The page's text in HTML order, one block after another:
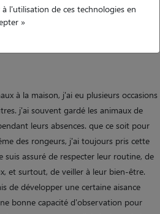
propriétaire de pouvoir faire confiance
son compagnon.
à la maison, j'ai eu plusieurs occasions
j'ai souvent gardé les animaux de
leurs absences. que ce soit pour
des rongeurs, j'ai toujours pris cette
suis assuré de respecter leur routine, de
et surtout, de veiller à leur bien-être.
de développer une certaine aisance
bonne capacité d'observation pour
l'utilisation de ces technologies en
»